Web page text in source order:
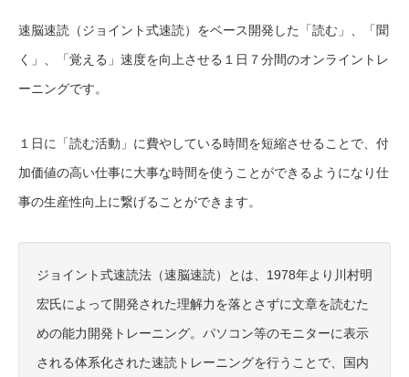
速脳速読（ジョイント式速読）をベース開発した「読む」、「聞
く」、「覚える」速度を向上させる１日７分間のオンライントレ
ーニングです。
１日に「読む活動」に費やしている時間を短縮させることで、付
加価値の高い仕事に大事な時間を使うことができるようになり仕
事の生産性向上に繋げることができます。
ジョイント式速読法（速脳速読）とは、1978年より川村明
宏氏によって開発された理解力を落とさずに文章を読むた
めの能力開発トレーニング。パソコン等のモニターに表示
される体系化された速読トレーニングを行うことで、国内